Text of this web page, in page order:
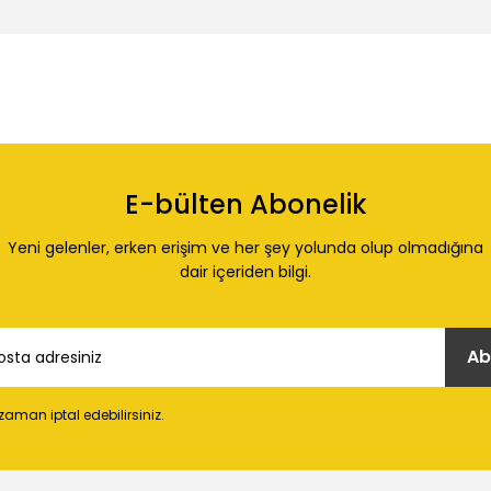
Gönder
E-bülten Abonelik
Yeni gelenler, erken erişim ve her şey yolunda olup olmadığına
dair içeriden bilgi.
iptal edebilirsiniz.